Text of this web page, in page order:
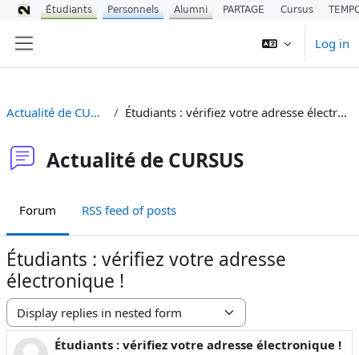
Log in
Actualité de CURSUS Étudiants : vérifiez votre adresse électronique !
Actualité de CURSUS
Forum RSS feed of posts
Étudiants : vérifiez votre adresse
électronique !
Display mode
Étudiants : vérifiez votre adresse électronique !
Number of replies: 0
Étudiants Personnels Alumni PARTAGE Cursus